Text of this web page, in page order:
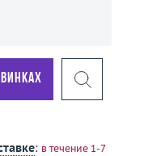
: в течение 1-7